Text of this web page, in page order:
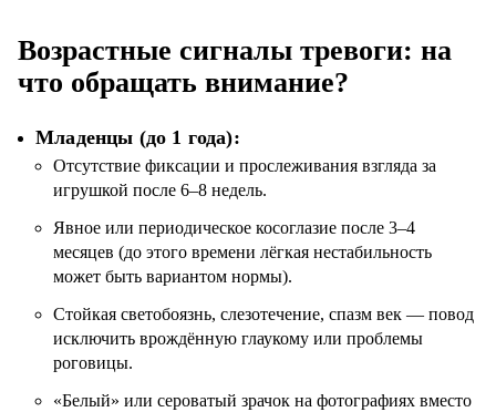
Возрастные сигналы тревоги: на
что обращать внимание?
Младенцы (до 1 года):
Отсутствие фиксации и прослеживания взгляда за
игрушкой после 6–8 недель.
Явное или периодическое косоглазие после 3–4
месяцев (до этого времени лёгкая нестабильность
может быть вариантом нормы).
Стойкая светобоязнь, слезотечение, спазм век — повод
исключить врождённую глаукому или проблемы
роговицы.
«Белый» или сероватый зрачок на фотографиях вместо